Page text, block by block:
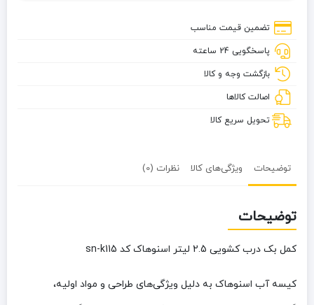
تضمین قیمت مناسب
پاسخگویی 24 ساعته
بازگشت وجه و کالا
اصالت کالاها
تحویل سریع کالا
توضیحات ویژگی‌های کالا نظرات (0)
توضیحات
کمل بک درب کشویی 2.5 لیتر اسنوهاک کد sn-k115
کیسه آب اسنوهاک به دلیل ویژگی‌های طراحی و مواد اولیه،